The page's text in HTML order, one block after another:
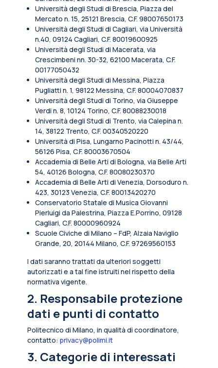
Università degli Studi di Brescia, Piazza del
Mercato n. 15, 25121 Brescia, C.F. 98007650173
Università degli Studi di Cagliari, via Università
n.40, 09124 Cagliari, C.F. 80019600925
Università degli Studi di Macerata, via
Crescimbeni nn. 30-32, 62100 Macerata, C.F.
00177050432
Università degli Studi di Messina, Piazza
Pugliatti n. 1, 98122 Messina, C.F. 80004070837
Università degli Studi di Torino, via Giuseppe
Verdi n. 8, 10124 Torino, C.F. 80088230018
Università degli Studi di Trento, via Calepina n.
14, 38122 Trento, C.F. 00340520220
Università di Pisa, Lungarno Pacinotti n. 43/44,
56126 Pisa, C.F. 80003670504
Accademia di Belle Arti di Bologna, via Belle Arti
54, 40126 Bologna, C.F. 80080230370
Accademia di Belle Arti di Venezia, Dorsoduro n.
423, 30123 Venezia, C.F. 80013420270
Conservatorio Statale di Musica Giovanni
Pierluigi da Palestrina, Piazza E.Porrino, 09128
Cagliari, C.F. 80000960924
Scuole Civiche di Milano – FdP, Alzaia Naviglio
Grande, 20, 20144 Milano, C.F. 97269560153
I dati saranno trattati da ulteriori soggetti
autorizzati e a tal fine istruiti nel rispetto della
normativa vigente.
2. Responsabile protezione
dati e punti di contatto
Politecnico di Milano, in qualità di coordinatore,
contatto: privacy@polimi.it
3. Categorie di interessati